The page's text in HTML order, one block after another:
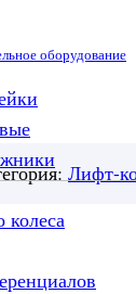
оборудование
колеса
подвески
лифт 50 мм
Лифт-